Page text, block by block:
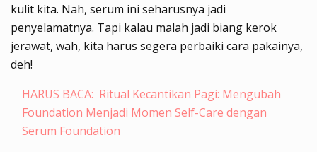
kulit kita. Nah, serum ini seharusnya jadi
penyelamatnya. Tapi kalau malah jadi biang kerok
jerawat, wah, kita harus segera perbaiki cara pakainya,
deh!
HARUS BACA: Ritual Kecantikan Pagi: Mengubah
Foundation Menjadi Momen Self-Care dengan
Serum Foundation